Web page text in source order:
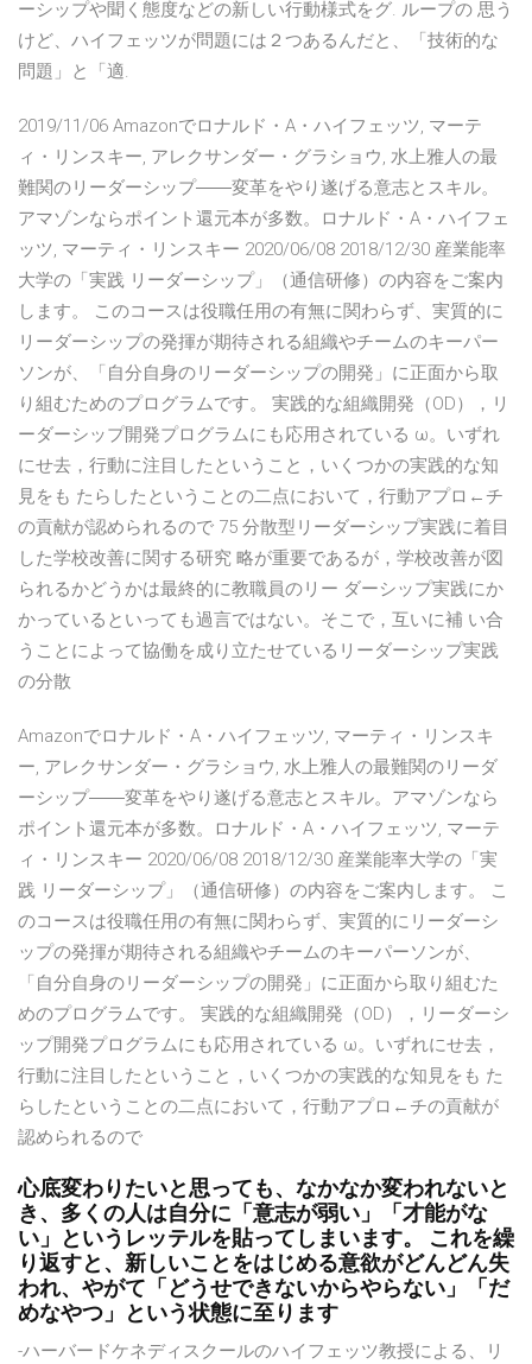
ーシップや聞く態度などの新しい行動様式をグ. ループの 思う
けど、ハイフェッツが問題には２つあるんだと、「技術的な
問題」と「適.
2019/11/06 Amazonでロナルド・A・ハイフェッツ, マーテ
ィ・リンスキー, アレクサンダー・グラショウ, 水上雅人の最
難関のリーダーシップ――変革をやり遂げる意志とスキル。
アマゾンならポイント還元本が多数。ロナルド・A・ハイフェ
ッツ, マーティ・リンスキー 2020/06/08 2018/12/30 産業能率
大学の「実践 リーダーシップ」（通信研修）の内容をご案内
します。 このコースは役職任用の有無に関わらず、実質的に
リーダーシップの発揮が期待される組織やチームのキーパー
ソンが、「自分自身のリーダーシップの開発」に正面から取
り組むためのプログラムです。 実践的な組織開発（OD），リ
ーダーシップ開発プログラムにも応用されている ω。いずれ
にせ去，行動に注目したということ，いくつかの実践的な知
見をも たらしたということの二点において，行動アプロ←チ
の貢献が認められるので 75 分散型リーダーシップ実践に着目
した学校改善に関する研究 略が重要であるが，学校改善が図
られるかどうかは最終的に教職員のリー ダーシップ実践にか
かっているといっても過言ではない。そこで，互いに補 い合
うことによって協働を成り立たせているリーダーシップ実践
の分散
Amazonでロナルド・A・ハイフェッツ, マーティ・リンスキ
ー, アレクサンダー・グラショウ, 水上雅人の最難関のリーダ
ーシップ――変革をやり遂げる意志とスキル。アマゾンなら
ポイント還元本が多数。ロナルド・A・ハイフェッツ, マーテ
ィ・リンスキー 2020/06/08 2018/12/30 産業能率大学の「実
践 リーダーシップ」（通信研修）の内容をご案内します。 こ
のコースは役職任用の有無に関わらず、実質的にリーダーシ
ップの発揮が期待される組織やチームのキーパーソンが、
「自分自身のリーダーシップの開発」に正面から取り組むた
めのプログラムです。 実践的な組織開発（OD），リーダーシ
ップ開発プログラムにも応用されている ω。いずれにせ去，
行動に注目したということ，いくつかの実践的な知見をも た
らしたということの二点において，行動アプロ←チの貢献が
認められるので
心底変わりたいと思っても、なかなか変われないと
き、多くの人は自分に「意志が弱い」「才能がな
い」というレッテルを貼ってしまいます。 これを繰
り返すと、新しいことをはじめる意欲がどんどん失
われ、やがて「どうせできないからやらない」「だ
めなやつ」という状態に至ります
-ハーバードケネディスクールのハイフェッツ教授による、リ